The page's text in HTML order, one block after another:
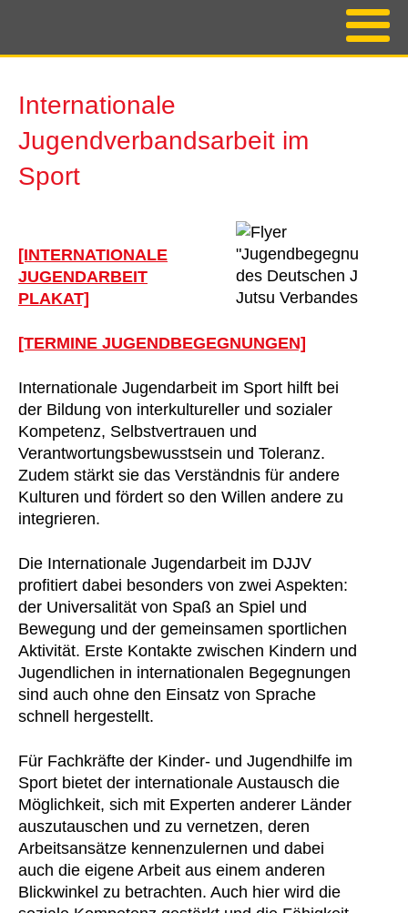
Internationale
Jugendverbandsarbeit im
Sport
[INTERNATIONALE
JUGENDARBEIT
PLAKAT]
[TERMINE JUGENDBEGEGNUNGEN]
Internationale Jugendarbeit im Sport hilft bei
der Bildung von interkultureller und sozialer
Kompetenz, Selbstvertrauen und
Verantwortungsbewusstsein und Toleranz.
Zudem stärkt sie das Verständnis für andere
Kulturen und fördert so den Willen andere zu
integrieren.
Die Internationale Jugendarbeit im DJJV
profitiert dabei besonders von zwei Aspekten:
der Universalität von Spaß an Spiel und
Bewegung und der gemeinsamen sportlichen
Aktivität. Erste Kontakte zwischen Kindern und
Jugendlichen in internationalen Begegnungen
sind auch ohne den Einsatz von Sprache
schnell hergestellt.
Für Fachkräfte der Kinder- und Jugendhilfe im
Sport bietet der internationale Austausch die
Möglichkeit, sich mit Experten anderer Länder
auszutauschen und zu vernetzen, deren
Arbeitsansätze kennenzulernen und dabei
auch die eigene Arbeit aus einem anderen
Blickwinkel zu betrachten. Auch hier wird die